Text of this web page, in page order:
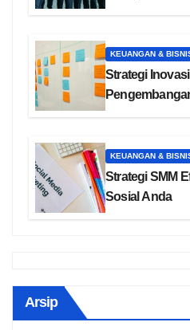
KEUANGAN &
Strategi
KEUANGAN &
Strategi SMM
Sosial Anda
Arsip